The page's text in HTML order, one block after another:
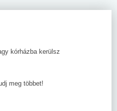
kórházba kerülsz
meg többet!